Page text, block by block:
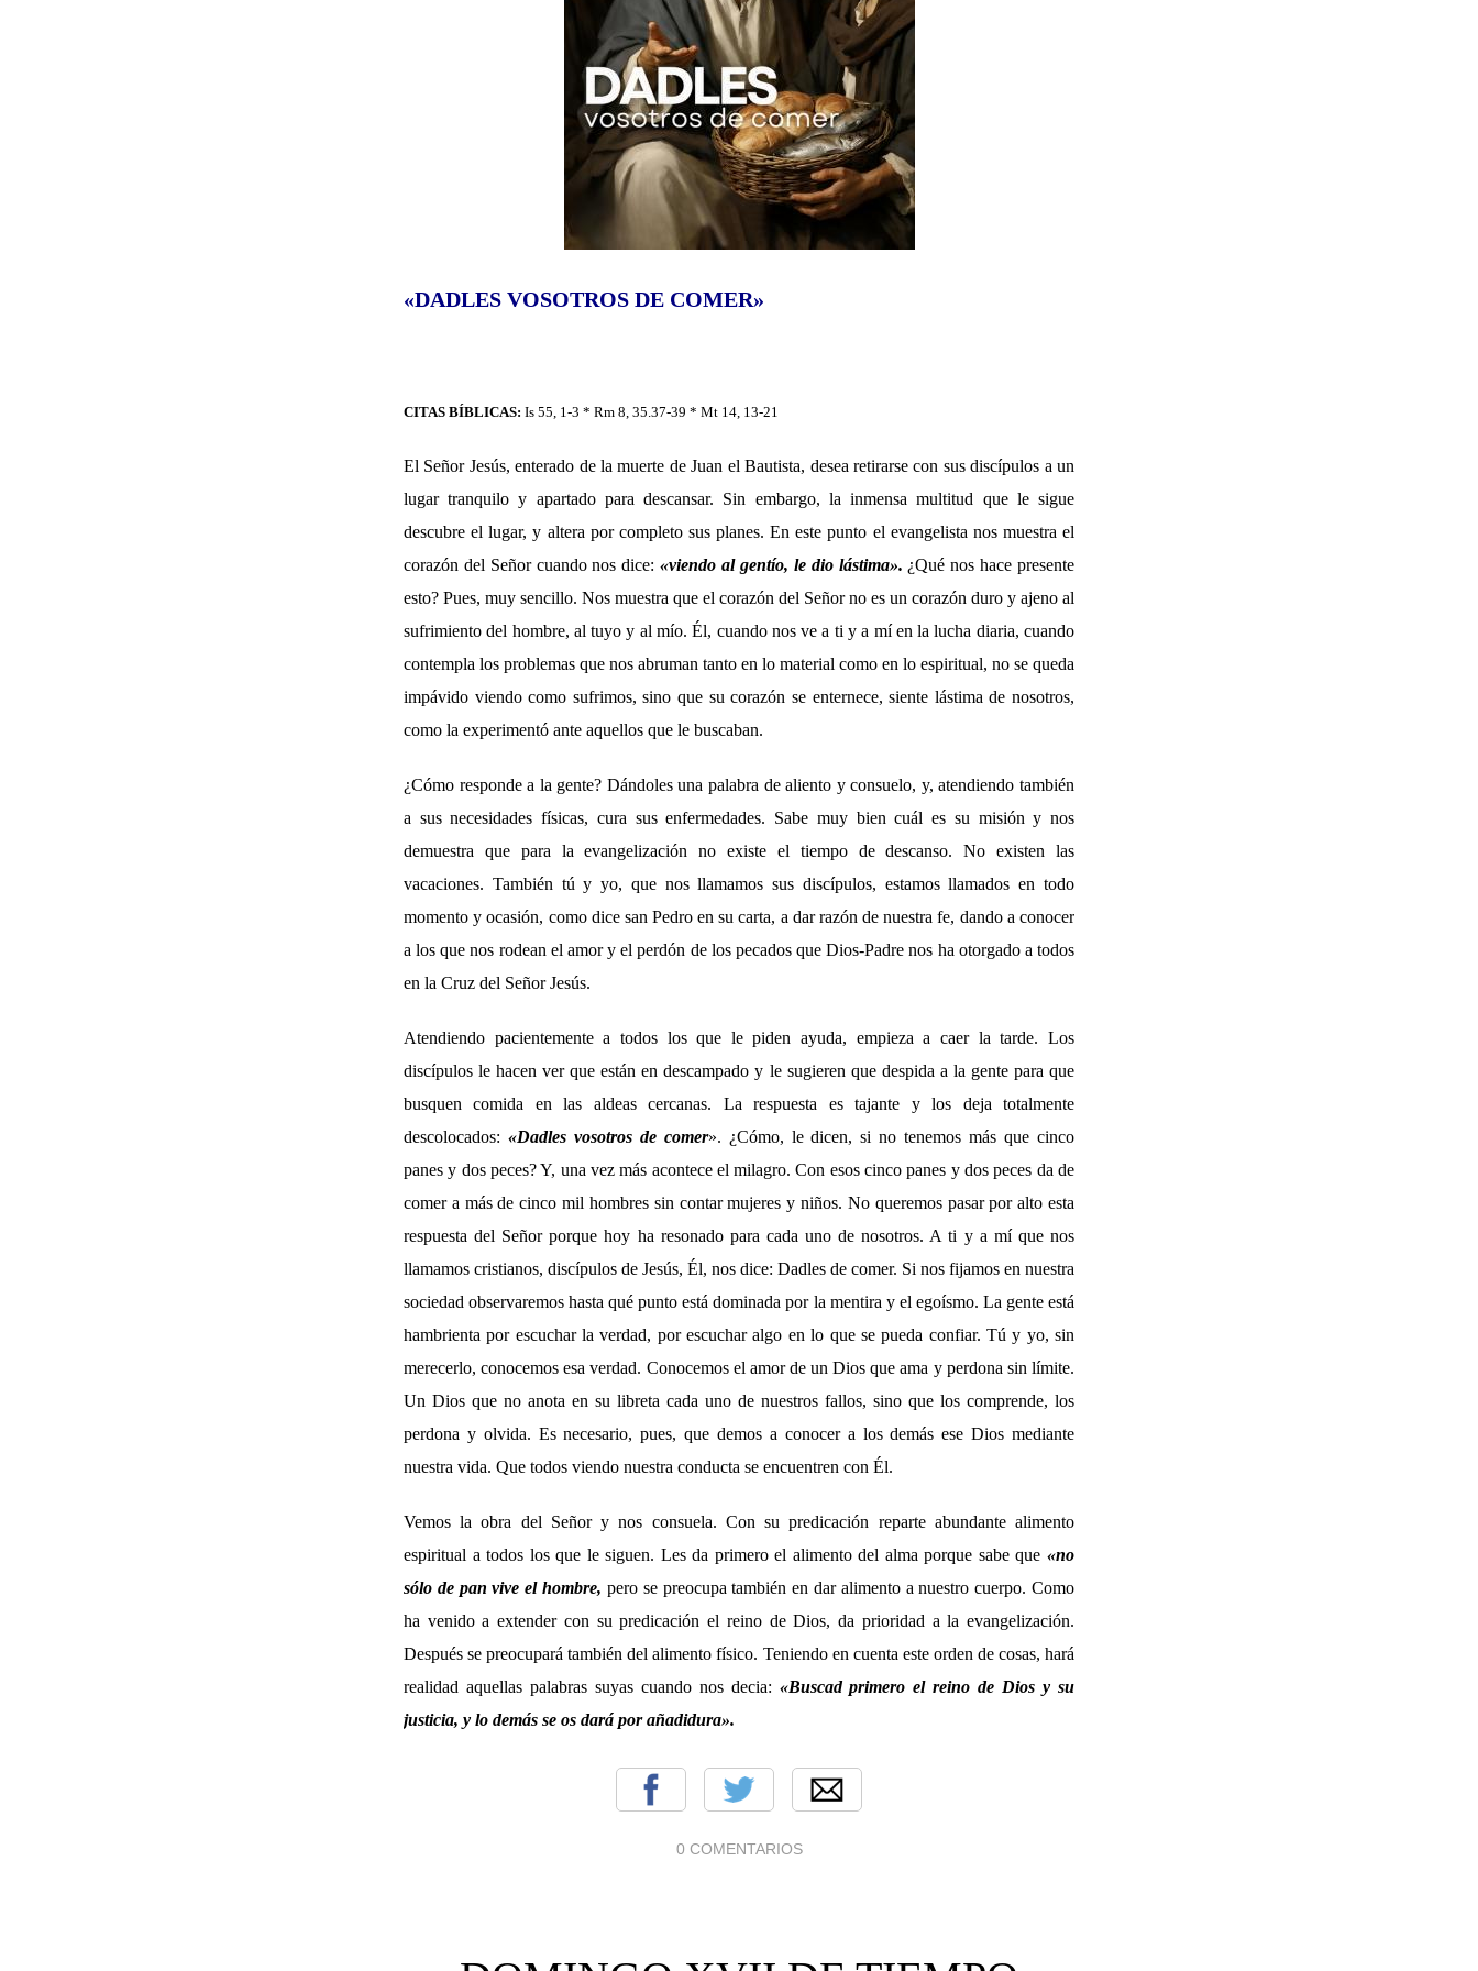
«DADLES VOSOTROS DE COMER»
CITAS BÍBLICAS: Is 55, 1-3 * Rm 8, 35.37-39 * Mt 14, 13-21
El Señor Jesús, enterado de la muerte de Juan el Bautista, desea retirarse con sus discípulos a un
lugar tranquilo y apartado para descansar. Sin embargo, la inmensa multitud que le sigue
descubre el lugar, y altera por completo sus planes. En este punto el evangelista nos muestra el
corazón del Señor cuando nos dice:«viendo al gentío, le dio lástima». ¿Qué nos hace presente
esto? Pues, muy sencillo. Nos muestra que el corazón del Señor no es un corazón duro y ajeno al
sufrimiento del hombre, al tuyo y al mío. Él, cuando nos ve a ti y a mí en la lucha diaria, cuando
contempla los problemas que nos abruman tanto en lo material como en lo espiritual, no se queda
impávido viendo como sufrimos, sino que su corazón se enternece, siente lástima de nosotros,
como la experimentó ante aquellos que le buscaban.
¿Cómo responde a la gente? Dándoles una palabra de aliento y consuelo, y, atendiendo también
a sus necesidades físicas, cura sus enfermedades. Sabe muy bien cuál es su misión y nos
demuestra que para la evangelización no existe el tiempo de descanso. No existen las
vacaciones. También tú y yo, que nos llamamos sus discípulos, estamos llamados en todo
momento y ocasión, como dice san Pedro en su carta, a dar razón de nuestra fe, dando a conocer
a los que nos rodean el amor y el perdón de los pecados que Dios-Padre nos ha otorgado a todos
en la Cruz del Señor Jesús.
Atendiendo pacientemente a todos los que le piden ayuda, empieza a caer la tarde. Los
discípulos le hacen ver que están en descampado y le sugieren que despida a la gente para que
busquen comida en las aldeas cercanas. La respuesta es tajante y los deja totalmente
descolocados: «Dadles vosotros de comer». ¿Cómo, le dicen, si no tenemos más que cinco
panes y dos peces? Y, una vez más acontece el milagro. Con esos cinco panes y dos peces da de
comer a más de cinco mil hombres sin contar mujeres y niños. No queremos pasar por alto esta
respuesta del Señor porque hoy ha resonado para cada uno de nosotros. A ti y a mí que nos
llamamos cristianos, discípulos de Jesús, Él, nos dice: Dadles de comer. Si nos fijamos en nuestra
sociedad observaremos hasta qué punto está dominada por la mentira y el egoísmo. La gente está
hambrienta por escuchar la verdad, por escuchar algo en lo que se pueda confiar. Tú y yo, sin
merecerlo, conocemos esa verdad. Conocemos el amor de un Dios que ama y perdona sin límite.
Un Dios que no anota en su libreta cada uno de nuestros fallos, sino que los comprende, los
perdona y olvida. Es necesario, pues, que demos a conocer a los demás ese Dios mediante
nuestra vida. Que todos viendo nuestra conducta se encuentren con Él.
Vemos la obra del Señor y nos consuela. Con su predicación reparte abundante alimento
espiritual a todos los que le siguen. Les da primero el alimento del alma porque sabe que «no
sólo de pan vive el hombre, pero se preocupa también en dar alimento a nuestro cuerpo. Como
ha venido a extender con su predicación el reino de Dios, da prioridad a la evangelización.
Después se preocupará también del alimento físico. Teniendo en cuenta este orden de cosas, hará
realidad aquellas palabras suyas cuando nos decia: «Buscad primero el reino de Dios y su
justicia, y lo demás se os dará por añadidura».
0 COMENTARIOS